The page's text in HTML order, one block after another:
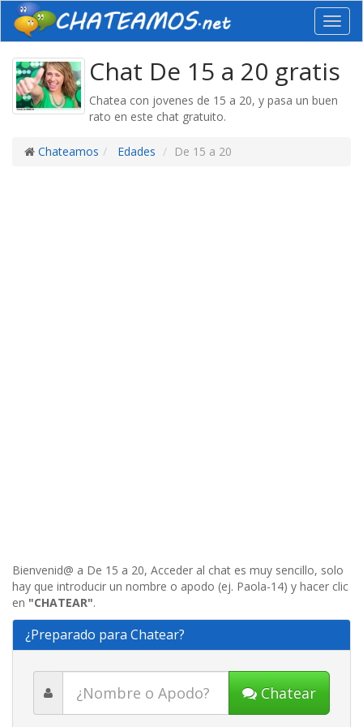
Chat De 15 a 20 gratis
Chatea con jovenes de 15 a 20, y pasa un buen
rato en este chat gratuito.
Chateamos Edades De 15 a 20
Bienvenid@ a De 15 a 20, Acceder al chat es muy sencillo, solo
hay que introducir un nombre o apodo (ej. Paola-14) y hacer clic
en "CHATEAR".
¿Preparado para Chatear?
Chatear